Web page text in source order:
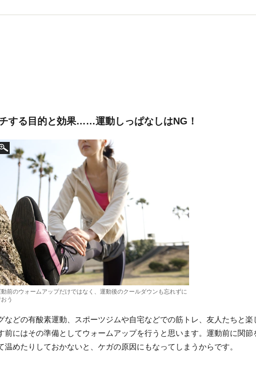
する目的と効果……運動しっぱなしはNG！
前のウォームアップだけではなく、運動後のクールダウンも忘れずに
う
などの有酸素運動、スポーツジムや自宅などでの筋トレ、友人たちと楽
前にはその準備としてウォームアップを行うと思います。運動前に関節
温めたりしておかないと、ケガの原因にもなってしまうからです。